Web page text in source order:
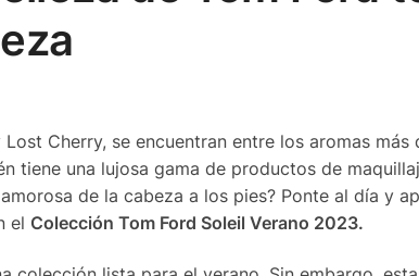
Cherry, se encuentran entre los aromas más
tiene una lujosa gama de productos de
de la cabeza a los pies? Ponte al día y
el Colección Tom Ford Soleil Verano 2023.